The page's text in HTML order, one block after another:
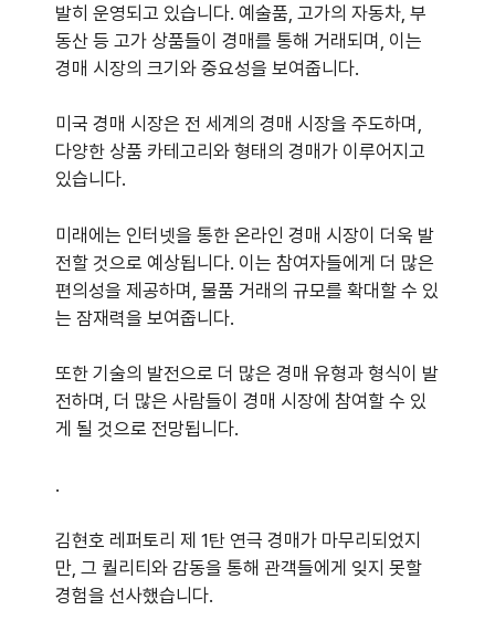
발히 운영되고 있습니다. 예술품, 고가의 자동차, 부
동산 등 고가 상품들이 경매를 통해 거래되며, 이는
경매 시장의 크기와 중요성을 보여줍니다.
미국 경매 시장은 전 세계의 경매 시장을 주도하며,
다양한 상품 카테고리와 형태의 경매가 이루어지고
있습니다.
미래에는 인터넷을 통한 온라인 경매 시장이 더욱 발
전할 것으로 예상됩니다. 이는 참여자들에게 더 많은
편의성을 제공하며, 물품 거래의 규모를 확대할 수 있
는 잠재력을 보여줍니다.
또한 기술의 발전으로 더 많은 경매 유형과 형식이 발
전하며, 더 많은 사람들이 경매 시장에 참여할 수 있
게 될 것으로 전망됩니다.
.
김현호 레퍼토리 제 1탄 연극 경매가 마무리되었지
만, 그 퀄리티와 감동을 통해 관객들에게 잊지 못할
경험을 선사했습니다.